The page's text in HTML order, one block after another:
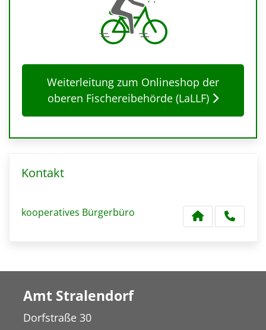
Weiterleitung zum Onlineshop der
oberen Fischereibehörde (LaLLF)
Kontakt
kooperatives Bürgerbüro
Amt Stralendorf
Dorfstraße 30